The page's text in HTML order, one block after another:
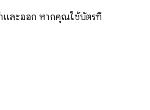
และออก หากคุณใช้บัตรที่